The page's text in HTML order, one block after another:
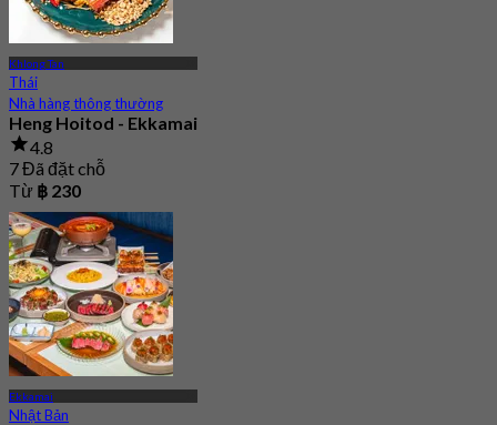
Khlong Tan
Thái
Nhà hàng thông thường
Heng Hoitod - Ekkamai
4.8
7 Đã đặt chỗ
Từ ฿ 230
Ekkamai
Nhật Bản